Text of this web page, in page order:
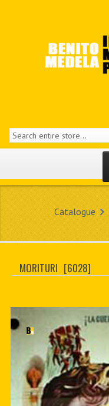
Catalogue
MORITURI [6028]